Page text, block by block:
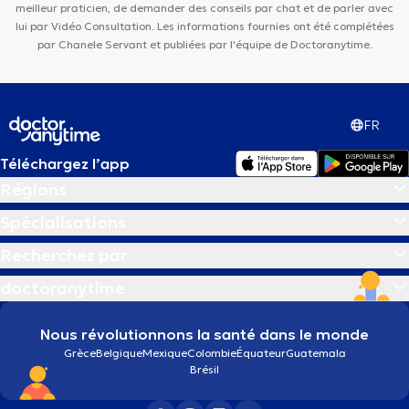
meilleur praticien, de demander des conseils par chat et de parler avec
lui par Vidéo Consultation. Les informations fournies ont été complétées
par Chanele Servant et publiées par l'équipe de Doctoranytime.
FR
Téléchargez l’app
Nous révolutionnons la santé dans le monde
GrèceBelgiqueMexiqueColombieÉquateurGuatemala
Brésil